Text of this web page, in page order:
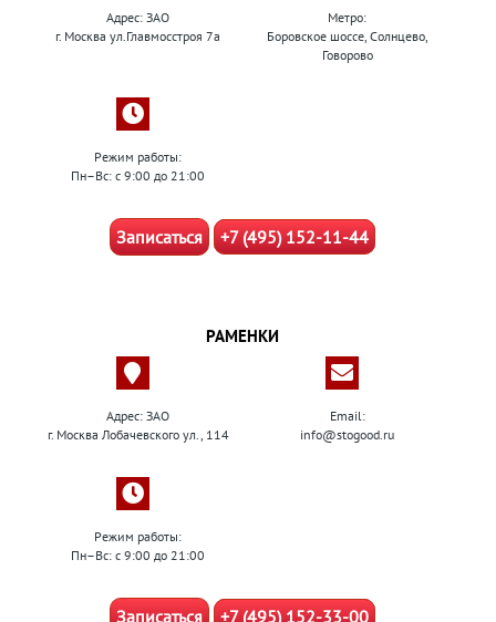
Адрес: ЗАО
г. Москва ул.Главмосстроя 7а
Метро:
Боровское шоссе, Солнцево,
Говорово
Режим работы:
Пн–Вс: с 9:00 до 21:00
Записаться +7 (495) 152-11-44
РАМЕНКИ
Адрес: ЗАО
г. Москва Лобачевского ул., 114
Email:
info@stogood.ru
Режим работы:
Пн–Вс: с 9:00 до 21:00
Записаться +7 (495) 152-33-00